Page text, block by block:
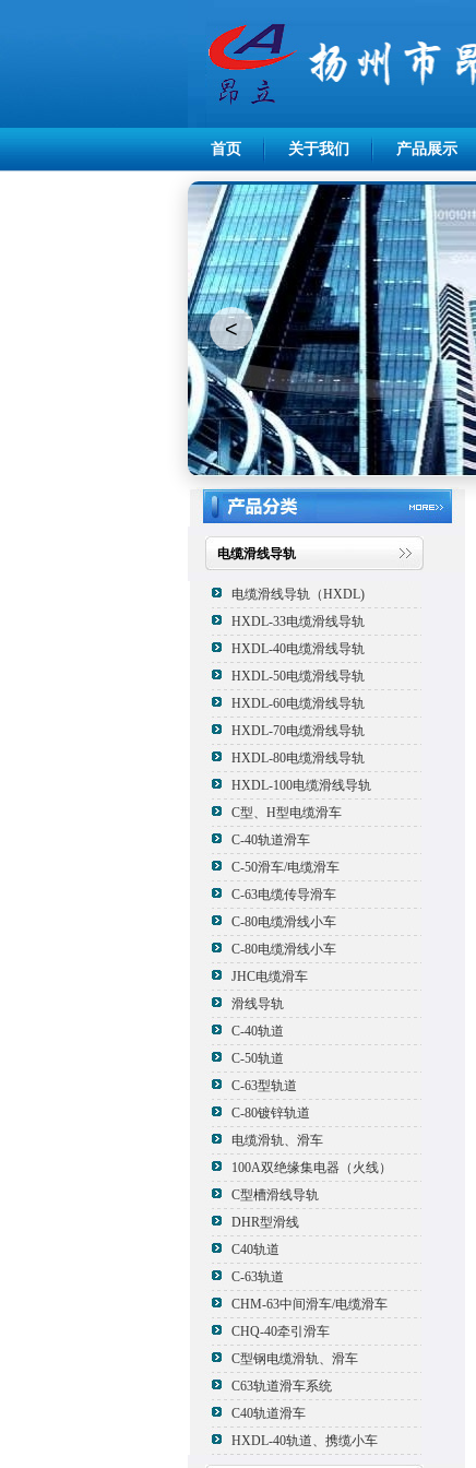
首页 关于我们 产品展示
<
电缆滑线导轨
电缆滑线导轨（HXDL)
HXDL-33电缆滑线导轨
HXDL-40电缆滑线导轨
HXDL-50电缆滑线导轨
HXDL-60电缆滑线导轨
HXDL-70电缆滑线导轨
HXDL-80电缆滑线导轨
HXDL-100电缆滑线导轨
C型、H型电缆滑车
C-40轨道滑车
C-50滑车/电缆滑车
C-63电缆传导滑车
C-80电缆滑线小车
C-80电缆滑线小车
JHC电缆滑车
滑线导轨
C-40轨道
C-50轨道
C-63型轨道
C-80镀锌轨道
电缆滑轨、滑车
100A双绝缘集电器（火线）
C型槽滑线导轨
DHR型滑线
C40轨道
C-63轨道
CHM-63中间滑车/电缆滑车
CHQ-40牵引滑车
C型钢电缆滑轨、滑车
C63轨道滑车系统
C40轨道滑车
HXDL-40轨道、携缆小车